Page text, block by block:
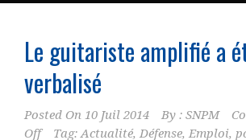
Le guitariste amplifié a
verbalisé
Posted On 10 Juil 2014 By : SNPM
Off
Tag:Actualité, Défense, Emploi,